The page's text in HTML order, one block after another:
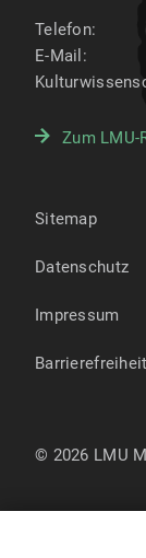
Telefon:
E-Mail:
Zum LMU-
Sitemap
Datenschutz
Impressum
Barrierefreiheit
© 2026 LMU